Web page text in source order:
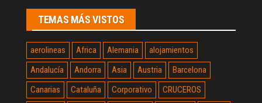
TEMAS MÁS VISTOS
aerolineas Africa Alemania
alojamientos
Andalucía
Andorra Asia Austria
Barcelona
Canarias
Cataluña Corporativo
CRUCEROS